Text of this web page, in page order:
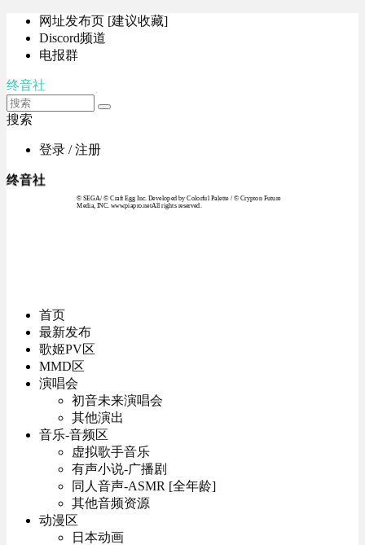
网址发布页 [建议收藏]
Discord频道
电报群
终音社
搜索
登录 / 注册
终音社
© SEGA / © Craft Egg Inc. Developed by Colorful Palette / © Crypton Future
Media, INC. www.piapro.netAll rights reserved.
首页
最新发布
歌姬PV区
MMD区
演唱会
初音未来演唱会
其他演出
音乐-音频区
虚拟歌手音乐
有声小说-广播剧
同人音声-ASMR [全年龄]
其他音频资源
动漫区
日本动画